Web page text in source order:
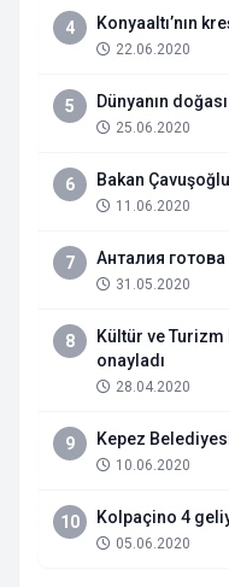
4 Konyaaltı’nın
22.06.2020
5 Dünyanın
25.06.2020
6 Bakan
11.06.2020
7 Анталия
31.05.2020
8
Kültür ve Turizm
onayladı
28.04.2020
9 Kepez
10.06.2020
10 Kolpaçino 4
05.06.2020